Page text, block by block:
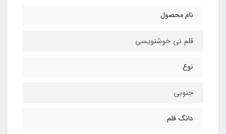
نام محصول
قلم نی خوشنویسی
نوع
جنوبی
دانگ قلم